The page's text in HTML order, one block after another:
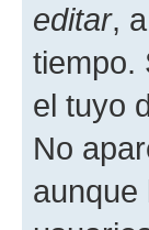
editar,
tiempo.
el tuyo
No
aunque